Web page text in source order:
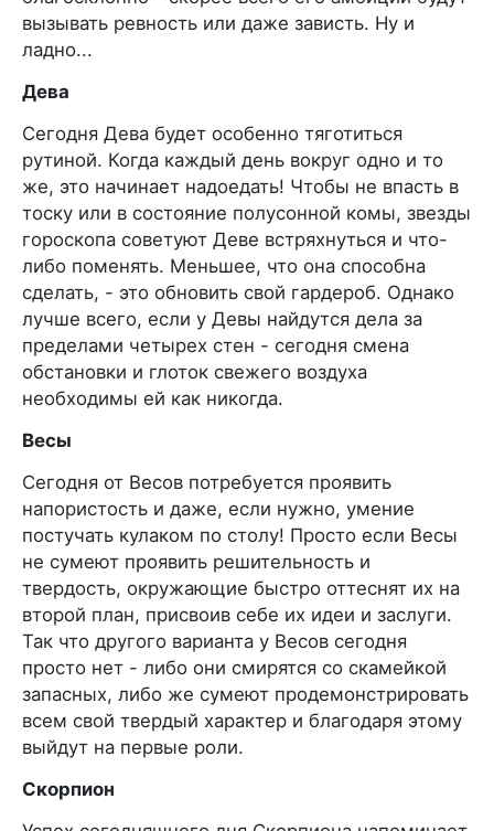
вызывать ревность или даже зависть. Ну и
ладно...
Дева
Сегодня Дева будет особенно тяготиться
рутиной. Когда каждый день вокруг одно и то
же, это начинает надоедать! Чтобы не впасть в
тоску или в состояние полусонной комы, звезды
гороскопа советуют Деве встряхнуться и что-
либо поменять. Меньшее, что она способна
сделать, - это обновить свой гардероб. Однако
лучше всего, если у Девы найдутся дела за
пределами четырех стен - сегодня смена
обстановки и глоток свежего воздуха
необходимы ей как никогда.
Весы
Сегодня от Весов потребуется проявить
напористость и даже, если нужно, умение
постучать кулаком по столу! Просто если Весы
не сумеют проявить решительность и
твердость, окружающие быстро оттеснят их на
второй план, присвоив себе их идеи и заслуги.
Так что другого варианта у Весов сегодня
просто нет - либо они смирятся со скамейкой
запасных, либо же сумеют продемонстрировать
всем свой твердый характер и благодаря этому
выйдут на первые роли.
Скорпион